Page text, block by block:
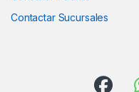
Contactar Sucursales